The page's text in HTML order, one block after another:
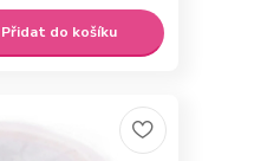
Přidat do košíku